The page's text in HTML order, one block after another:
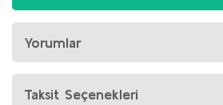
Yorumlar
Taksit Seçenekleri